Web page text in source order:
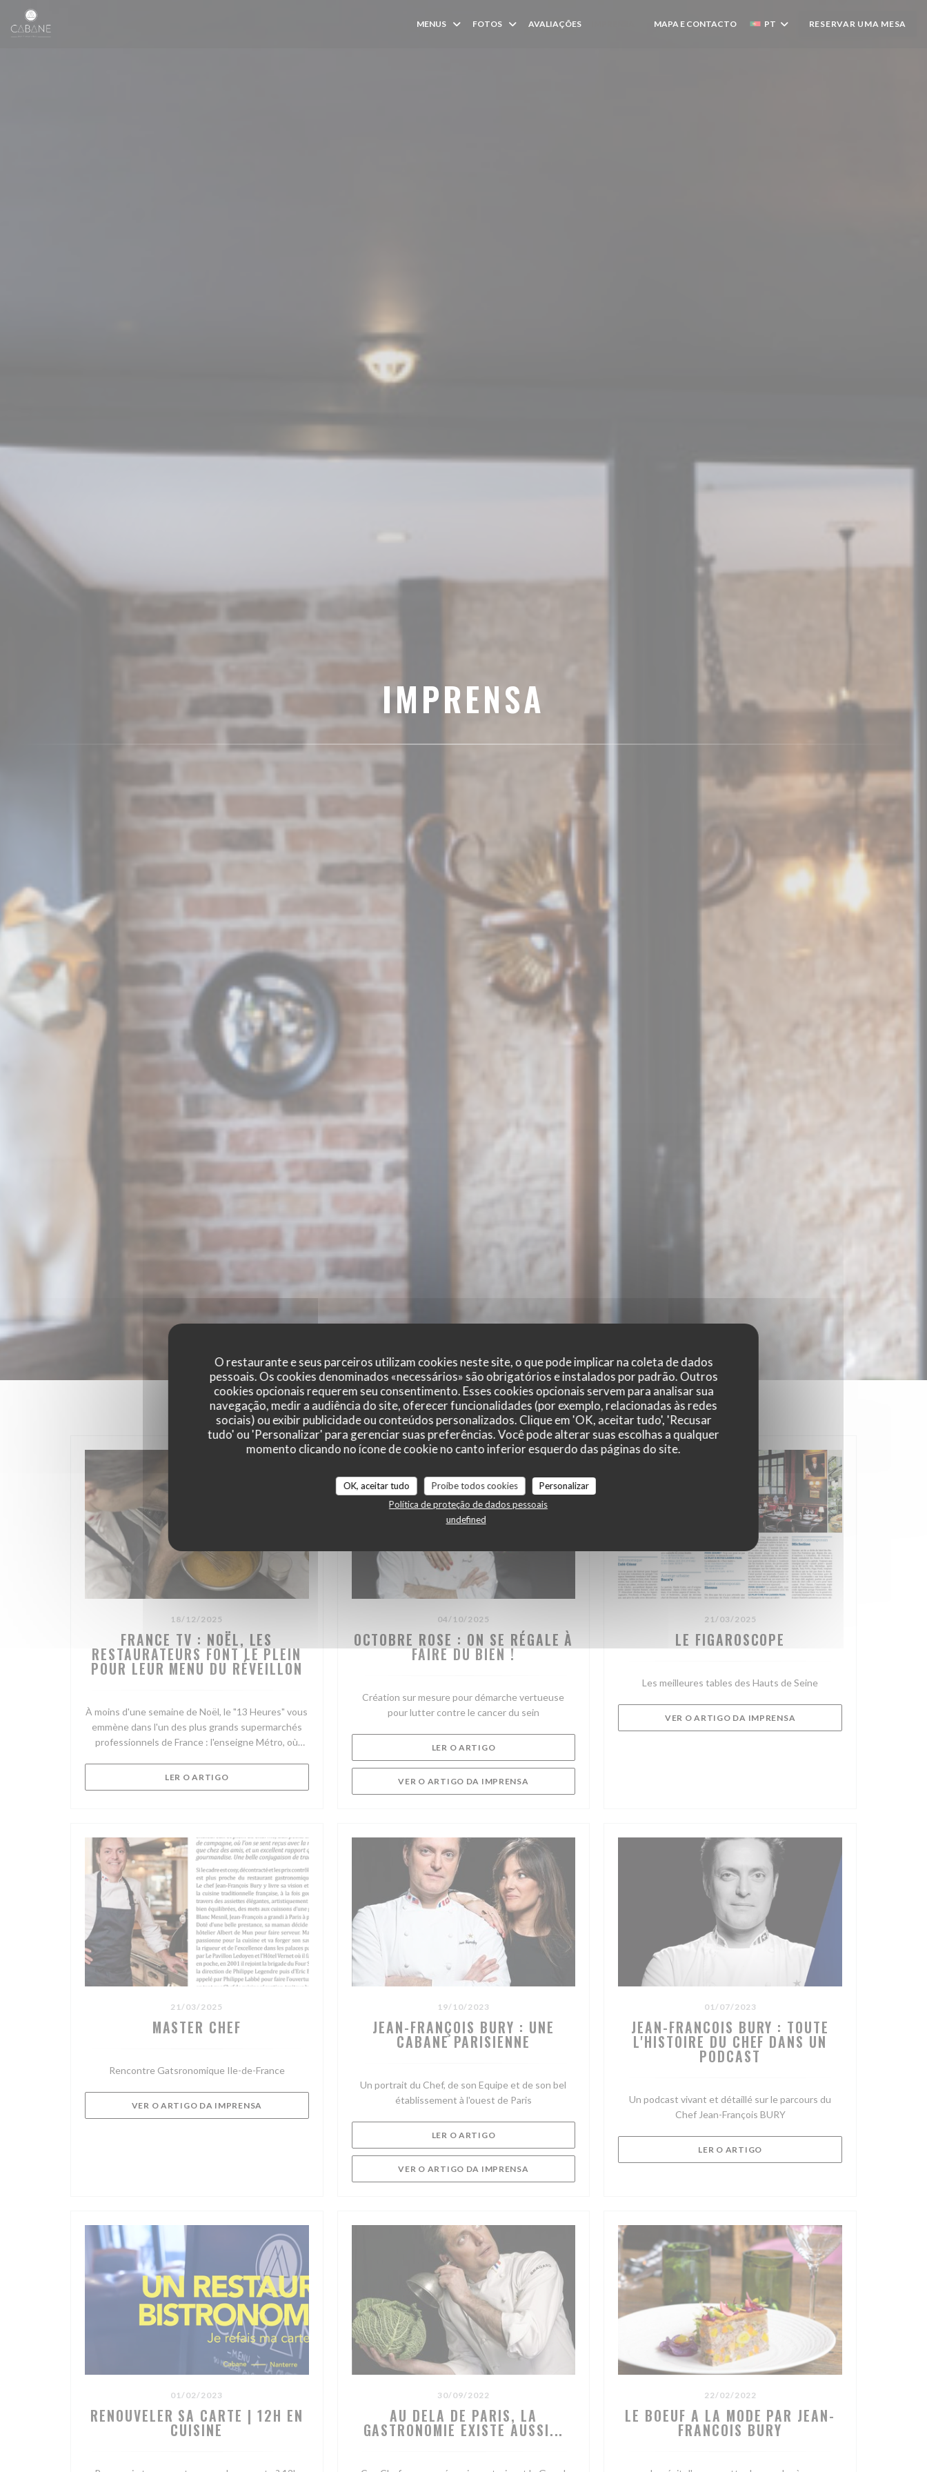
Painel de Gerenciamento de Cookies
O restaurante e seus parceiros utilizam cookies neste site, o que pode implicar na coleta de dados
pessoais. Os cookies denominados «necessários» são obrigatórios e instalados por padrão. Outros
cookies opcionais requerem seu consentimento. Esses cookies opcionais servem para analisar sua
navegação, medir a audiência do site, oferecer funcionalidades (por exemplo, relacionadas às redes
sociais) ou exibir publicidade ou conteúdos personalizados. Clique em 'OK, aceitar tudo', 'Recusar
tudo' ou 'Personalizar' para gerenciar suas preferências. Você pode alterar suas escolhas a qualquer
momento clicando no ícone de cookie no canto inferior esquerdo das páginas do site.
OK, aceitar tudo Proíbe todos cookies
Personalizar
Política de proteção de dados pessoais
undefined
MENUS FOTOS AVALIAÇÕES ((ABRE NUMA NOVA JANELA))
MAPA E CONTACTO PT RESERVAR UMA MESA
IMPRENSA
18/12/2025
FRANCE TV : NOËL, LES
RESTAURATEURS FONT LE PLEIN
POUR LEUR MENU DU RÉVEILLON
À moins d'une semaine de Noël, le "13 Heures" vous
emmène dans l'un des plus grands supermarchés
professionnels de France : l'enseigne Métro, où
C'est le cas de Jean-François, que nous avons suivi
lors de ses achats!
LER O ARTIGO((ABRE NUMA NOVA JANELA))
04/10/2025
OCTOBRE ROSE : ON SE RÉGALE À
FAIRE DU BIEN !
Création sur mesure pour démarche vertueuse
pour lutter contre le cancer du sein
LER O ARTIGO((ABRE NUMA NOVA JANELA))
VER O ARTIGO DA IMPRENSA
21/03/2025
LE FIGAROSCOPE
Les meilleures tables des Hauts de Seine
VER O ARTIGO DA IMPRENSA
21/03/2025
MASTER CHEF
Rencontre Gatsronomique Ile-de-France
VER O ARTIGO DA IMPRENSA
19/10/2023
JEAN-FRANÇOIS BURY : UNE
CABANE PARISIENNE
Un portrait du Chef, de son Equipe et de son bel
établissement à l'ouest de Paris
LER O ARTIGO((ABRE NUMA NOVA JANELA))
VER O ARTIGO DA IMPRENSA
01/07/2023
JEAN-FRANCOIS BURY : TOUTE
L'HISTOIRE DU CHEF DANS UN
PODCAST
Un podcast vivant et détaillé sur le parcours du
Chef Jean-François BURY
LER O ARTIGO((ABRE NUMA NOVA JANELA))
01/02/2023
RENOUVELER SA CARTE | 12H EN
CUISINE
30/09/2022
AU DELA DE PARIS, LA
GASTRONOMIE EXISTE AUSSI...
22/02/2022
LE BOEUF A LA MODE PAR JEAN-
FRANCOIS BURY